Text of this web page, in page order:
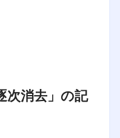
次消去」の記